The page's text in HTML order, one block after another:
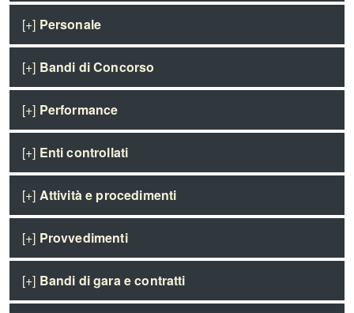
[+] Personale
[+] Bandi di Concorso
[+] Performance
[+] Enti controllati
[+] Attività e procedimenti
[+] Provvedimenti
[+] Bandi di gara e contratti